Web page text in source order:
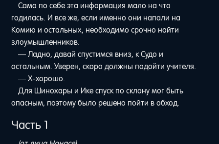
Сама по себе эта информация мало на что
годилась. И все же, если именно они напали на
Комию и остальных, необходимо срочно найти
злоумышленников.
— Ладно, давай спустимся вниз, к Судо и
остальным. Уверен, скоро должны подойти учителя.
— Х-хорошо.
Для Шинохары и Ике спуск по склону мог быть
опасным, поэтому было решено пойти в обход.
Часть 1